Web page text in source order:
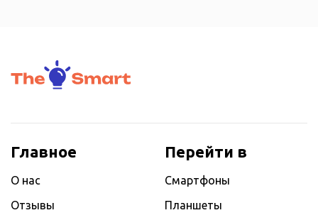
Главное
О нас
Отзывы
Перейти в
Смартфоны
Планшеты